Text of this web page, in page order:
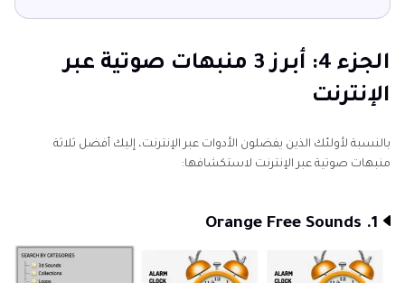
الجزء 4: أبرز 3 منبهات صوتية عبر
الإنترنت
بالنسبة لأولئك الذين يفضلون الأدوات عبر الإنترنت، إليك أفضل ثلاثة
منبهات صوتية عبر الإنترنت لاستكشافها:
1. Orange Free Sounds